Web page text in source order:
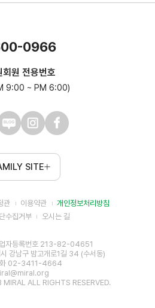
0966
회원 전용번호
9:00 ~ PM 6:00)
SITE
관 이용약관
개인정보처리방침
수집거부
오시는 길
업자등록번호 213-82-04651
강남구 밤고개로1길 34 (수서동)
화 02-3411-4664
ALL RIGHTS RESERVED.